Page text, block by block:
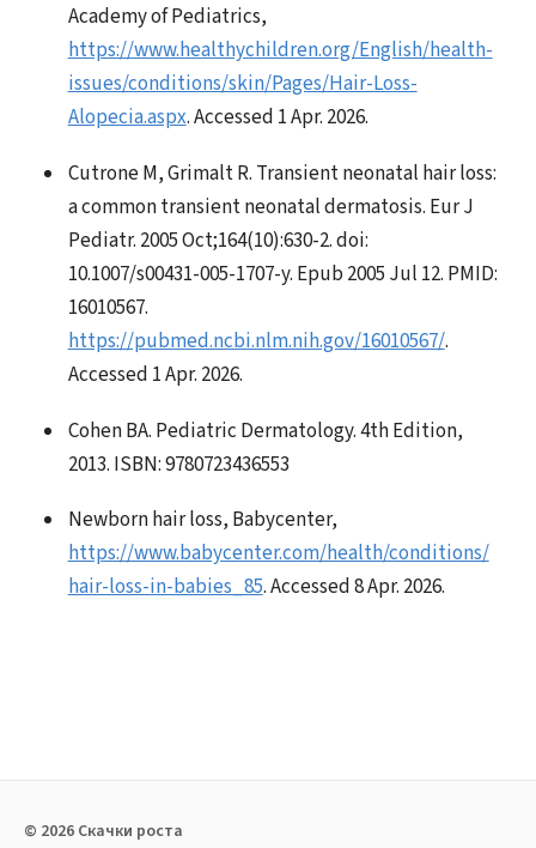
Academy of Pediatrics,
https://www.healthychildren.org/English/health-
issues/conditions/skin/Pages/Hair-Loss-
Alopecia.aspx. Accessed 1 Apr. 2026.
Cutrone M, Grimalt R. Transient neonatal hair loss:
a common transient neonatal dermatosis. Eur J
Pediatr. 2005 Oct;164(10):630-2. doi:
10.1007/s00431-005-1707-y. Epub 2005 Jul 12. PMID:
16010567.
https://pubmed.ncbi.nlm.nih.gov/16010567/.
Accessed 1 Apr. 2026.
Cohen BA. Pediatric Dermatology. 4th Edition,
2013. ISBN: 9780723436553
Newborn hair loss, Babycenter,
https://www.babycenter.com/health/conditions/
hair-loss-in-babies_85. Accessed 8 Apr. 2026.
© 2026 Скачки роста